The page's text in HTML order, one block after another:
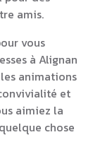
amis.
vous
à Alignan
animations
et
aimiez la
chose